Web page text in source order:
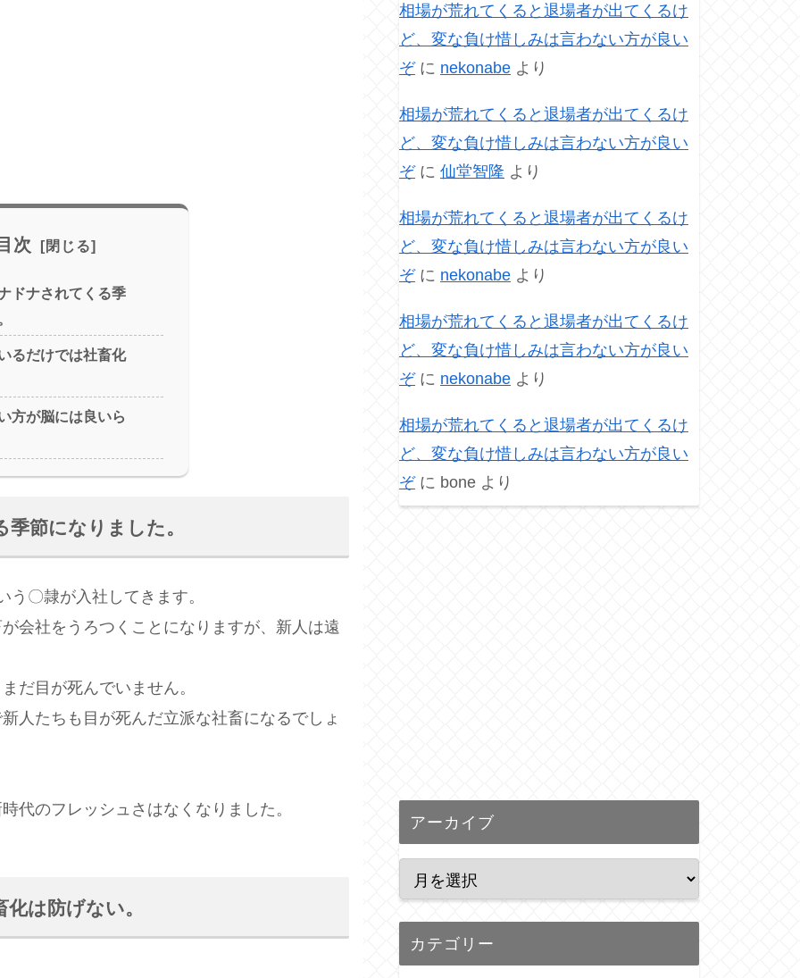
次
ドナされてくる季
るだけでは社畜化
方が脳には良いら
節になりました。
〇隷が入社してきます。
会社をうろつくことになりますが、新人は遠
だ目が死んでいません。
人たちも目が死んだ立派な社畜になるでしょ
代のフレッシュさはなくなりました。
は防げない。
相場が荒れてくると退場者が出てくるけ
ど、変な負け惜しみは言わない方が良い
ぞに nekonabe より
相場が荒れてくると退場者が出てくるけ
ど、変な負け惜しみは言わない方が良い
ぞに 仙堂智隆 より
相場が荒れてくると退場者が出てくるけ
ど、変な負け惜しみは言わない方が良い
ぞに nekonabe より
相場が荒れてくると退場者が出てくるけ
ど、変な負け惜しみは言わない方が良い
ぞに nekonabe より
相場が荒れてくると退場者が出てくるけ
ど、変な負け惜しみは言わない方が良い
ぞに bone より
アーカイブ
カテゴリー